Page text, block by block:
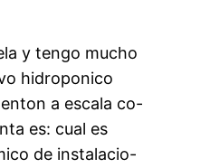
y tengo mucho
hidroponico
a escala co-
es: cual es
de instalacio-